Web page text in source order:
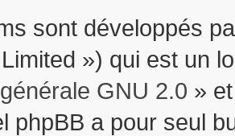
sont développés
») qui est un
GNU 2.0 »
phpBB a pour seul